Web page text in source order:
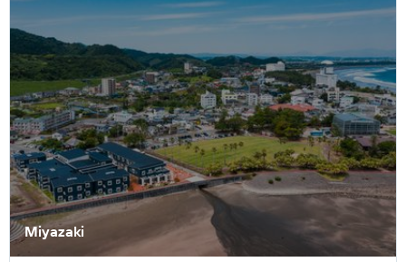
Miyazaki